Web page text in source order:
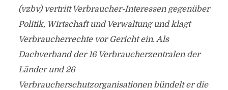
(vzbv) vertritt Verbraucher-Interessen gegenüber
Politik, Wirtschaft und Verwaltung und klagt
Verbraucherrechte vor Gericht ein. Als
Dachverband der 16 Verbraucherzentralen der
Länder und 26
Verbraucherschutzorganisationen bündelt er die